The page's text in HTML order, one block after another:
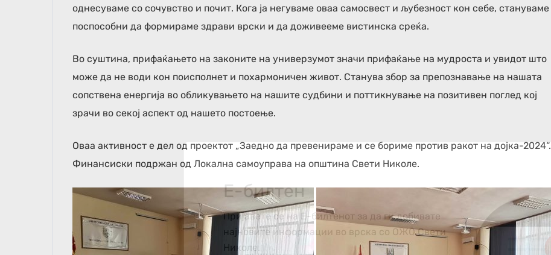
однесуваме со сочувство и почит. Кога ја негуваме оваа самосвест и љубезност кон себе, стануваме
поспособни да формираме здрави врски и да доживееме вистинска среќа.
Во суштина, прифаќањето на законите на универзумот значи прифаќање на мудроста и увидот што
може да не води кон поисполнет и похармоничен живот. Станува збор за препознавање на нашата
сопствена енергија во обликувањето на нашите судбини и поттикнување на позитивен поглед кој
зрачи во секој аспект од нашето постоење.
Оваа активност е дел од проектот „Заедно да превенираме и се бориме против ракот на дојка-2024“.
Финансиски подржан од Локална самоуправа на општина Свети Николе.
Е-билтен
Пријавете се на Е-билтенот за да ги добивате
најновите информации во врска со ОЖО Свети
Николе.